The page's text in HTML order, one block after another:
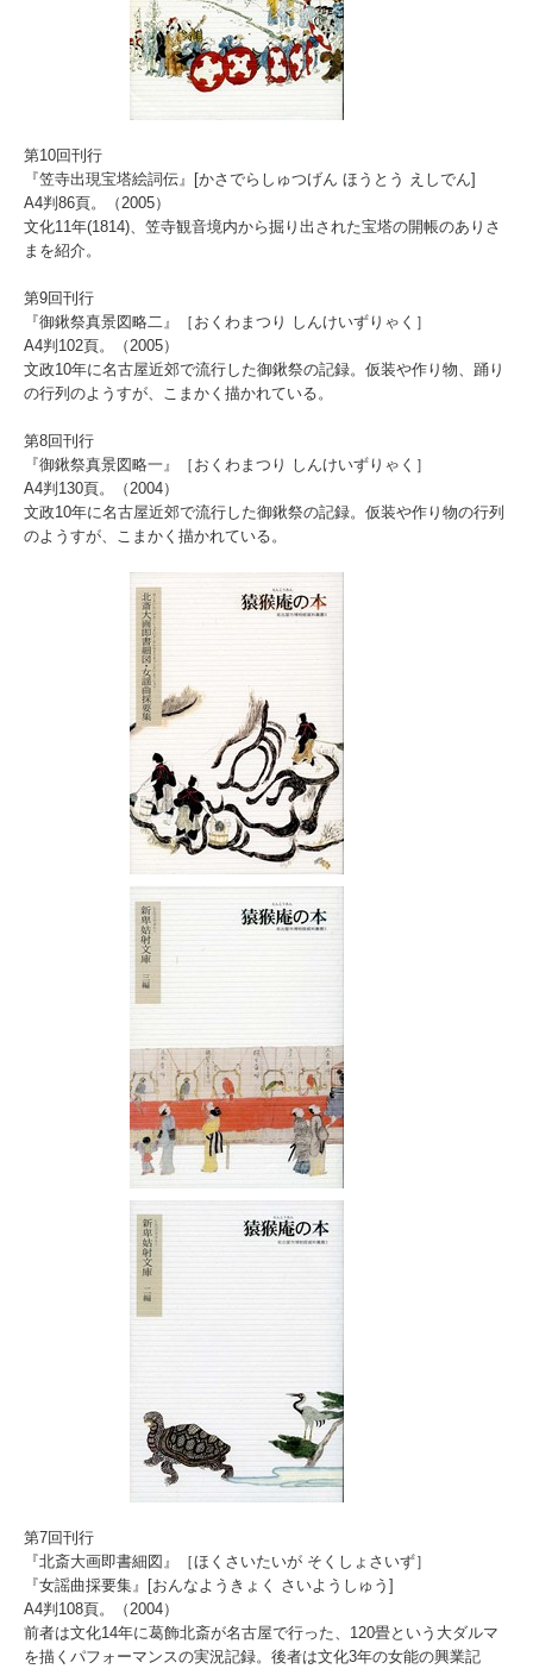
第10回刊行
『笠寺出現宝塔絵詞伝』[かさでらしゅつげん ほうとう えしでん]
A4判86頁。（2005）
文化11年(1814)、笠寺観音境内から掘り出された宝塔の開帳のありさ
まを紹介。
第9回刊行
『御鍬祭真景図略二』［おくわまつり しんけいずりゃく］
A4判102頁。（2005）
文政10年に名古屋近郊で流行した御鍬祭の記録。仮装や作り物、踊り
の行列のようすが、こまかく描かれている。
第8回刊行
『御鍬祭真景図略一』［おくわまつり しんけいずりゃく］
A4判130頁。（2004）
文政10年に名古屋近郊で流行した御鍬祭の記録。仮装や作り物の行列
のようすが、こまかく描かれている。
第7回刊行
『北斎大画即書細図』［ほくさいたいが そくしょさいず］
『女謡曲採要集』[おんなようきょく さいようしゅう]
A4判108頁。（2004）
前者は文化14年に葛飾北斎が名古屋で行った、120畳という大ダルマ
を描くパフォーマンスの実況記録。後者は文化3年の女能の興業記